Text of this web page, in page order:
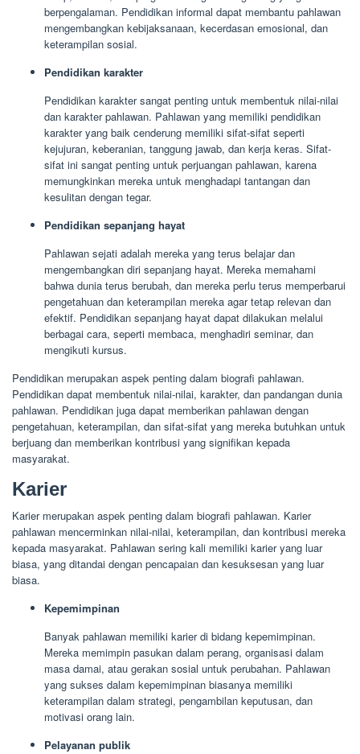
berpengalaman. Pendidikan informal dapat membantu pahlawan
mengembangkan kebijaksanaan, kecerdasan emosional, dan
keterampilan sosial.
Pendidikan karakter
Pendidikan karakter sangat penting untuk membentuk nilai-nilai
dan karakter pahlawan. Pahlawan yang memiliki pendidikan
karakter yang baik cenderung memiliki sifat-sifat seperti
kejujuran, keberanian, tanggung jawab, dan kerja keras. Sifat-
sifat ini sangat penting untuk perjuangan pahlawan, karena
memungkinkan mereka untuk menghadapi tantangan dan
kesulitan dengan tegar.
Pendidikan sepanjang hayat
Pahlawan sejati adalah mereka yang terus belajar dan
mengembangkan diri sepanjang hayat. Mereka memahami
bahwa dunia terus berubah, dan mereka perlu terus memperbarui
pengetahuan dan keterampilan mereka agar tetap relevan dan
efektif. Pendidikan sepanjang hayat dapat dilakukan melalui
berbagai cara, seperti membaca, menghadiri seminar, dan
mengikuti kursus.
Pendidikan merupakan aspek penting dalam biografi pahlawan.
Pendidikan dapat membentuk nilai-nilai, karakter, dan pandangan dunia
pahlawan. Pendidikan juga dapat memberikan pahlawan dengan
pengetahuan, keterampilan, dan sifat-sifat yang mereka butuhkan untuk
berjuang dan memberikan kontribusi yang signifikan kepada
masyarakat.
Karier
Karier merupakan aspek penting dalam biografi pahlawan. Karier
pahlawan mencerminkan nilai-nilai, keterampilan, dan kontribusi mereka
kepada masyarakat. Pahlawan sering kali memiliki karier yang luar
biasa, yang ditandai dengan pencapaian dan kesuksesan yang luar
biasa.
Kepemimpinan
Banyak pahlawan memiliki karier di bidang kepemimpinan.
Mereka memimpin pasukan dalam perang, organisasi dalam
masa damai, atau gerakan sosial untuk perubahan. Pahlawan
yang sukses dalam kepemimpinan biasanya memiliki
keterampilan dalam strategi, pengambilan keputusan, dan
motivasi orang lain.
Pelayanan publik